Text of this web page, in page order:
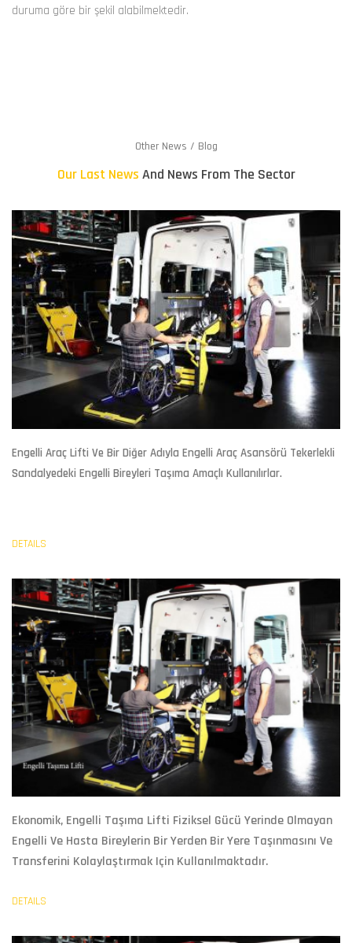
duruma göre bir şekil alabilmektedir.
Other News / Blog
Our Last News And News From The Sector
Engelli Araç Lifti Ve Bir Diğer Adıyla Engelli Araç Asansörü Tekerlekli
Sandalyedeki Engelli Bireyleri Taşıma Amaçlı Kullanılırlar.
DETAILS
Ekonomik, Engelli Taşıma Lifti Fiziksel Gücü Yerinde Olmayan
Engelli Ve Hasta Bireylerin Bir Yerden Bir Yere Taşınmasını Ve
Transferini Kolaylaştırmak Için Kullanılmaktadır.
DETAILS